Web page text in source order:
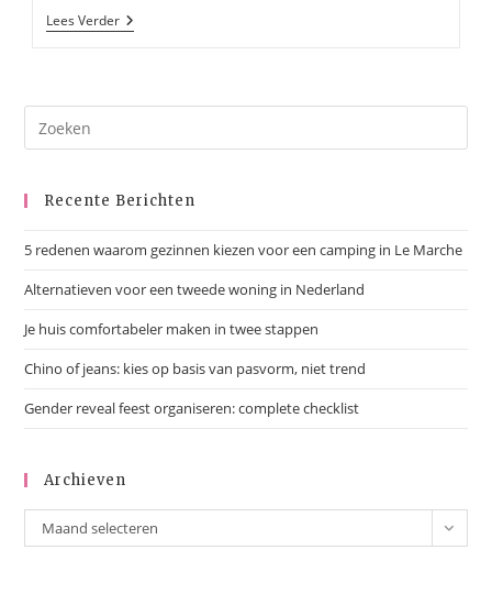
Lees VerderStop
Met
Recente Berichten
5 redenen waarom gezinnen kiezen voor een camping in Le Marche
Alternatieven voor een tweede woning in Nederland
Je huis comfortabeler maken in twee stappen
Chino of jeans: kies op basis van pasvorm, niet trend
Gender reveal feest organiseren: complete checklist
Archieven
Archieven
Maand selecteren